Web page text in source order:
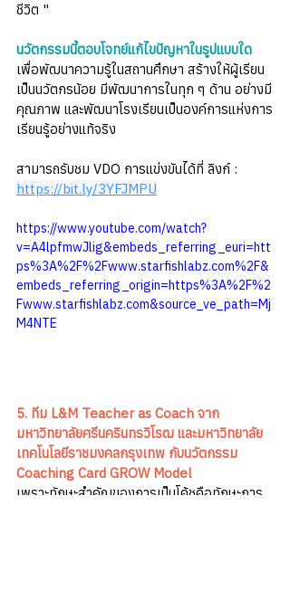
ชีวิต "
นวัตกรรมนี้ตอบโจทย์แก้ไขปัญหาในรูปแบบใด
เพื่อพัฒนาความรู้ในสถานศึกษา สร้างให้ผู้เรียน
เป็นนวัตกรน้อย มีพัฒนาการในทุก ๆ ด้าน อย่างมี
คุณภาพ และพัฒนาโรงเรียนเป็นองค์การแห่งการ
เรียนรู้อย่างแท้จริง
สามารถรับชม VDO การแข่งขันได้ที่ ลิงก์ :
https://bit.ly/3YFJMPU
https://www.youtube.com/watch?
v=A4lpfmwJlig&embeds_referring_euri=htt
ps%3A%2F%2Fwww.starfishlabz.com%2F&
embeds_referring_origin=https%3A%2F%2
Fwww.starfishlabz.com&source_ve_path=Mj
M4NTE
5. ทีม L&M Teacher as Coach จาก
มหาวิทยาลัยศรีนครินทรวิโรฒ และมหาวิทยาลัย
เทคโนโลยีราชมงคลกรุงเทพ กับนวัตกรรม
Coaching Card GROW Model
เพราะทักษะสำคัญของการเป็นโค้ชคือทักษะการ